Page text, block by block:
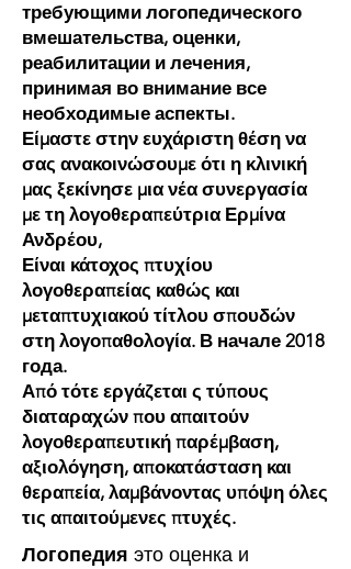
требующими логопедического
вмешательства, оценки,
реабилитации и лечения,
принимая во внимание все
необходимые аспекты.
Είμαστε στην ευχάριστη θέση να
σας ανακοινώσουμε ότι η κλινική
μας ξεκίνησε μια νέα συνεργασία
με τη λογοθεραπεύτρια Ερμίνα
Ανδρέου,
Είναι κάτοχος πτυχίου
λογοθεραπείας καθώς και
μεταπτυχιακού τίτλου σπουδών
στη λογοπαθολογία. В начале 2018
года.
Από τότε εργάζεται ς τύπους
διαταραχών που απαιτούν
λογοθεραπευτική παρέμβαση,
αξιολόγηση, αποκατάσταση και
θεραπεία, λαμβάνοντας υπόψη όλες
τις απαιτούμενες πτυχές.
Логопедия это оценка и